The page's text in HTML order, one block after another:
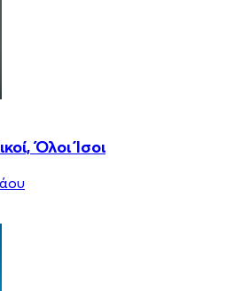
Όλοι Ίσοι